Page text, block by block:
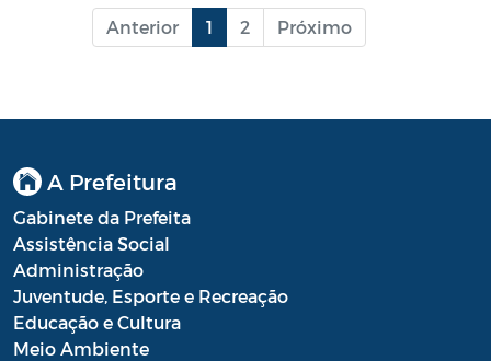
Anterior 1 2 Próximo
A Prefeitura
Gabinete da Prefeita
Assistência Social
Administração
Juventude, Esporte e Recreação
Educação e Cultura
Meio Ambiente